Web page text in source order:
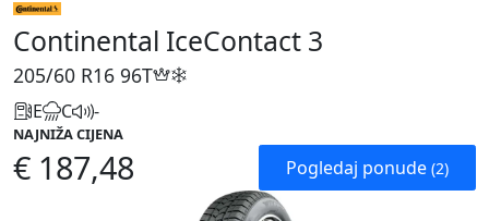
Continental IceContact 3
205/60 R16 96T
E C -
NAJNIŽA CIJENA
€ 187,48 Pogledaj ponude (2)